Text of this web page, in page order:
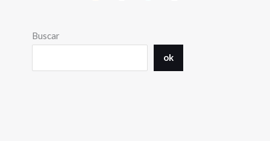
Buscar
ok